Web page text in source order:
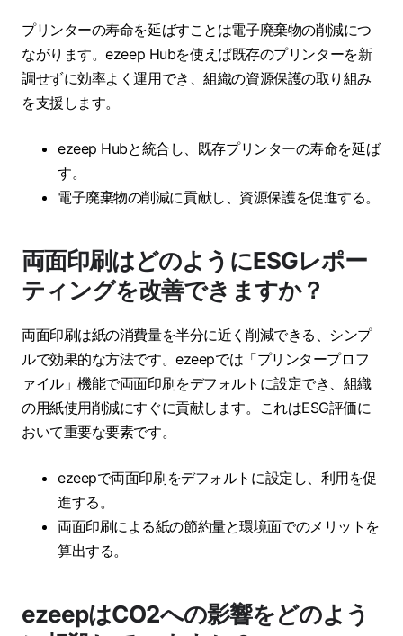
プリンターの寿命を延ばすことは電子廃棄物の削減につ
ながります。ezeep Hubを使えば既存のプリンターを新
調せずに効率よく運用でき、組織の資源保護の取り組み
を支援します。
ezeep Hubと統合し、既存プリンターの寿命を延ば
す。
電子廃棄物の削減に貢献し、資源保護を促進する。
両面印刷はどのようにESGレポー
ティングを改善できますか？
両面印刷は紙の消費量を半分に近く削減できる、シンプ
ルで効果的な方法です。ezeepでは「プリンタープロフ
ァイル」機能で両面印刷をデフォルトに設定でき、組織
の用紙使用削減にすぐに貢献します。これはESG評価に
おいて重要な要素です。
ezeepで両面印刷をデフォルトに設定し、利用を促
進する。
両面印刷による紙の節約量と環境面でのメリットを
算出する。
ezeepはCO2への影響をどのよう